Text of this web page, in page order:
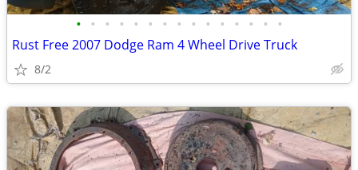
• • • • • • • • • • • • • • •
Rust Free 2007 Dodge Ram 4 Wheel Drive Truck
8/2